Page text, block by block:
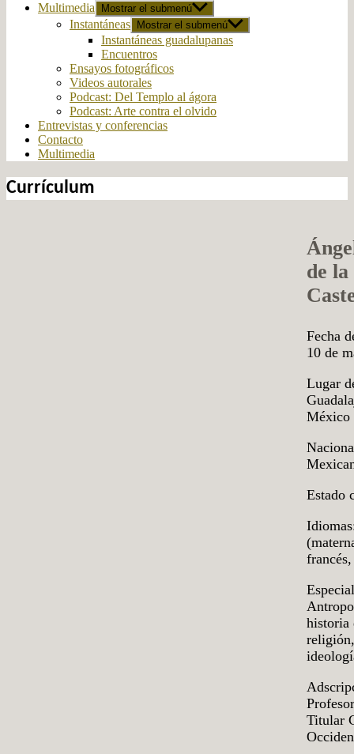
Multimedia
Mostrar el submenú
Instantáneas Mostrar el submenú
Instantáneas guadalupanas
Encuentros
Ensayos fotográficos
Videos autorales
Podcast: Del Templo al ágora
Podcast: Arte contra el olvido
Entrevistas y conferencias
Contacto
Multimedia
Currículum
de
Fecha
10 de
Lugar
México
Estado
historia
Titular